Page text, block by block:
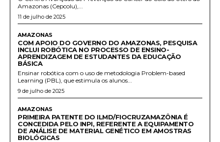
Amazonas (Cepcolu),...
11 de julho de 2025
AMAZONAS
COM APOIO DO GOVERNO DO AMAZONAS, PESQUISA
INCLUI ROBÓTICA NO PROCESSO DE ENSINO-
APRENDIZAGEM DE ESTUDANTES DA EDUCAÇÃO
BÁSICA
Ensinar robótica com o uso de metodologia Problem-based
Learning (PBL), que estimula os alunos...
9 de julho de 2025
AMAZONAS
PRIMEIRA PATENTE DO ILMD/FIOCRUZAMAZÔNIA É
CONCEDIDA PELO INPI, REFERENTE A EQUIPAMENTO
DE ANÁLISE DE MATERIAL GENÉTICO EM AMOSTRAS
BIOLÓGICAS